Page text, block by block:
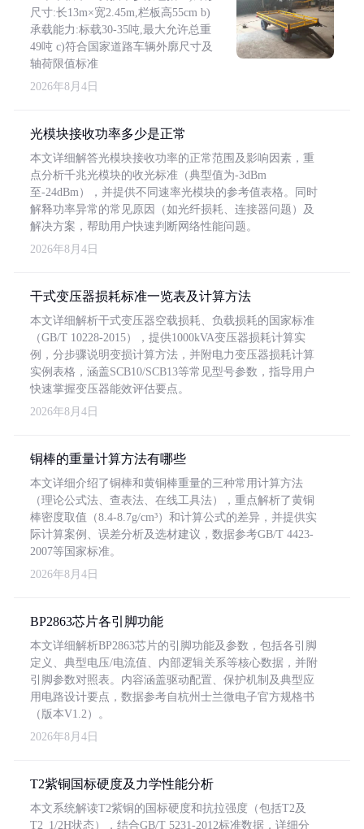
尺寸:长13m×宽2.45m,栏板高55cm b)
承载能力:标载30-35吨,最大允许总重
49吨 c)符合国家道路车辆外廓尺寸及
轴荷限值标准
2026年8月4日
光模块接收功率多少是正常
本文详细解答光模块接收功率的正常范围及影响因素，重
点分析千兆光模块的收光标准（典型值为-3dBm
至-24dBm），并提供不同速率光模块的参考值表格。同时
解释功率异常的常见原因（如光纤损耗、连接器问题）及
解决方案，帮助用户快速判断网络性能问题。
2026年8月4日
干式变压器损耗标准一览表及计算方法
本文详细解析干式变压器空载损耗、负载损耗的国家标准
（GB/T 10228-2015），提供1000kVA变压器损耗计算实
例，分步骤说明变损计算方法，并附电力变压器损耗计算
实例表格，涵盖SCB10/SCB13等常见型号参数，指导用户
快速掌握变压器能效评估要点。
2026年8月4日
铜棒的重量计算方法有哪些
本文详细介绍了铜棒和黄铜棒重量的三种常用计算方法
（理论公式法、查表法、在线工具法），重点解析了黄铜
棒密度取值（8.4-8.7g/cm³）和计算公式的差异，并提供实
际计算案例、误差分析及选材建议，数据参考GB/T 4423-
2007等国家标准。
2026年8月4日
BP2863芯片各引脚功能
本文详细解析BP2863芯片的引脚功能及参数，包括各引脚
定义、典型电压/电流值、内部逻辑关系等核心数据，并附
引脚参数对照表。内容涵盖驱动配置、保护机制及典型应
用电路设计要点，数据参考自杭州士兰微电子官方规格书
（版本V1.2）。
2026年8月4日
T2紫铜国标硬度及力学性能分析
本文系统解读T2紫铜的国标硬度和抗拉强度（包括T2及
T2_1/2H状态），结合GB/T 5231-2012标准数据，详细分